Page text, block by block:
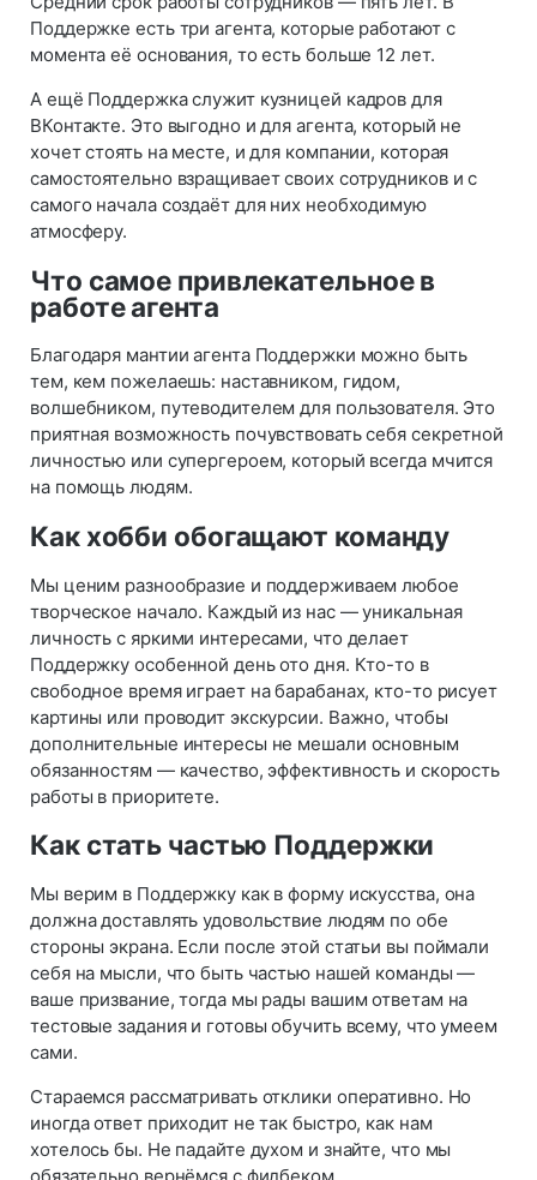
Поддержке есть три агента, которые работают с
момента её основания, то есть больше 12 лет.
А ещё Поддержка служит кузницей кадров для
ВКонтакте. Это выгодно и для агента, который не
хочет стоять на месте, и для компании, которая
самостоятельно взращивает своих сотрудников и с
самого начала создаёт для них необходимую
атмосферу.
Что самое привлекательное в
работе агента
Благодаря мантии агента Поддержки можно быть
тем, кем пожелаешь: наставником, гидом,
волшебником, путеводителем для пользователя. Это
приятная возможность почувствовать себя секретной
личностью или супергероем, который всегда мчится
на помощь людям.
Как хобби обогащают команду
Мы ценим разнообразие и поддерживаем любое
творческое начало. Каждый из нас — уникальная
личность с яркими интересами, что делает
Поддержку особенной день ото дня. Кто-то в
свободное время играет на барабанах, кто-то рисует
картины или проводит экскурсии. Важно, чтобы
дополнительные интересы не мешали основным
обязанностям — качество, эффективность и скорость
работы в приоритете.
Как стать частью Поддержки
Мы верим в Поддержку как в форму искусства, она
должна доставлять удовольствие людям по обе
стороны экрана. Если после этой статьи вы поймали
себя на мысли, что быть частью нашей команды —
ваше призвание, тогда мы рады вашим ответам на
тестовые задания и готовы обучить всему, что умеем
сами.
Стараемся рассматривать отклики оперативно. Но
иногда ответ приходит не так быстро, как нам
хотелось бы. Не падайте духом и знайте, что мы